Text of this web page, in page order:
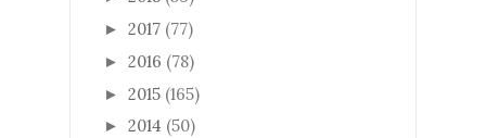
► 2017 (77)
► 2016 (78)
► 2015 (165)
► 2014 (50)